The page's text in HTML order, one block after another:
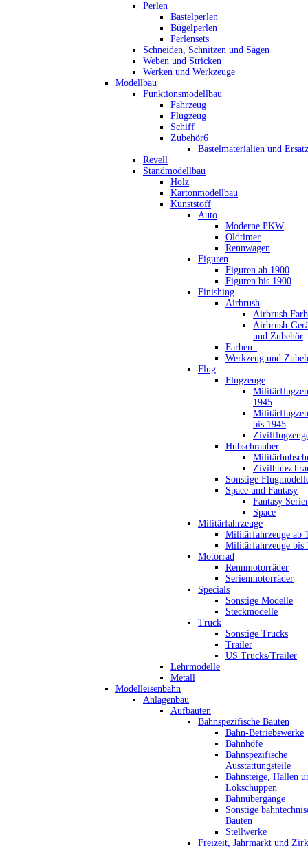
Perlen
Bastelperlen
Bügelperlen
Perlensets
Schneiden, Schnitzen und Sägen
Weben und Stricken
Werken und Werkzeuge
Modellbau
Funktionsmodellbau
Fahrzeug
Flugzeug
Schiff
Zubehör6
Bastelmaterialien und
Revell
Standmodellbau
Holz
Kartonmodellbau
Kunststoff
Auto
Moderne PKW
Oldtimer
Rennwagen
Figuren
Figuren ab 1900
Figuren bis 1900
Finishing
Airbrush
Airbrush
Airbrush-
und Zubehör
Farben_
Werkzeug und
Flug
Flugzeuge
1945
bis 1945
Hubschrauber
Sonstige
Space und Fantasy
Fantasy
Space
Militärfahrzeuge
Militärfahrzeuge ab
Militärfahrzeuge bis
Motorrad
Rennmotorräder
Serienmotorräder
Specials
Sonstige Modelle
Steckmodelle
Truck
Sonstige Trucks
Trailer
US Trucks/Trailer
Lehrmodelle
Metall
Modelleisenbahn
Anlagenbau
Aufbauten
Bahnspezifische Bauten
Bahn-Betriebswerke
Bahnhöfe
Bahnspezifische
Ausstattungsteile
Bahnsteige, Hallen
Lokschuppen
Bahnübergänge
Sonstige
Bauten
Stellwerke
Freizeit, Jahrmarkt und